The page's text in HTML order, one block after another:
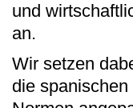
und
an.
Wir setzen
die